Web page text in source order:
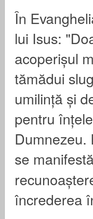
În
lui Isus:
acoperișul
tămădui
umilință și
pentru
Dumnezeu.
se
încrederea